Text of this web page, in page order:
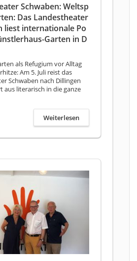
Schwaben: Weltsp
Das Landestheater
liest internationale Po
Garten in D
als Refugium vor Alltag
Am 5. Juli reist das
Schwaben nach Dillingen
aus literarisch in die ganze
Weiterlesen